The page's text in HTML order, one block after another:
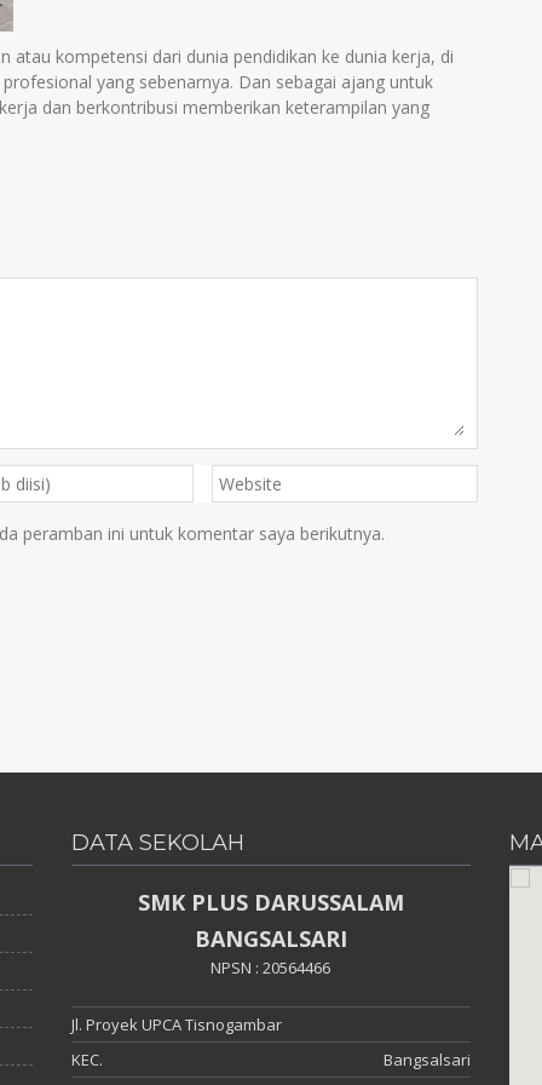
atau kompetensi dari dunia pendidikan ke dunia kerja, di
yang sebenarnya. Dan sebagai ajang untuk
dan berkontribusi memberikan keterampilan yang
peramban ini untuk komentar saya berikutnya.
DATA SEKOLAH
SMK PLUS DARUSSALAM
BANGSALSARI
NPSN : 20564466
Jl. Proyek UPCA Tisnogambar
KEC.
Bangsalsari